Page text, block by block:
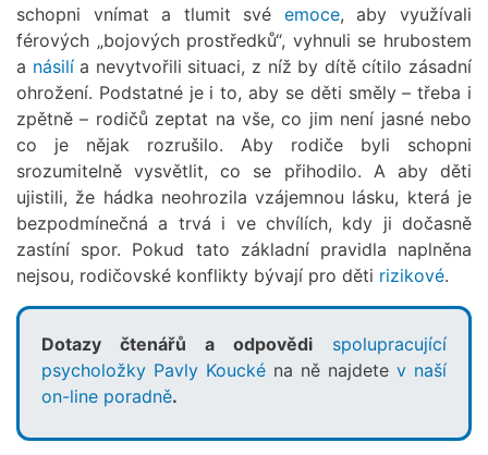
schopni vnímat a tlumit své emoce, aby využívali
férových „bojových prostředků“, vyhnuli se hrubostem
a násilía nevytvořili situaci, z níž by dítě cítilo zásadní
ohrožení. Podstatné je i to, aby se děti směly – třeba i
zpětně – rodičů zeptat na vše, co jim není jasné nebo
co je nějak rozrušilo. Aby rodiče byli schopni
srozumitelně vysvětlit, co se přihodilo. A aby děti
ujistili, že hádka neohrozila vzájemnou lásku, která je
bezpodmínečná a trvá i ve chvílích, kdy ji dočasně
zastíní spor. Pokud tato základní pravidla naplněna
nejsou, rodičovské konflikty bývají pro děti rizikové.
Dotazy čtenářů a odpovědi
spolupracující
psycholožky Pavly Koucké na ně najdete v naší
on-line poradně.